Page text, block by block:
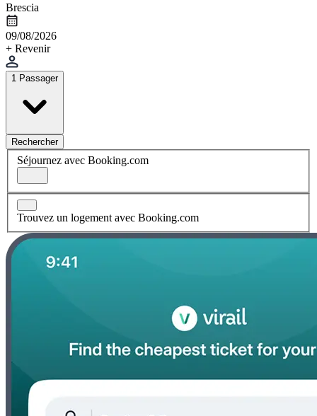
Brescia
09/08/2026
+ Revenir
1 Passager
Rechercher
Séjournez avec Booking.com
Trouvez un logement avec Booking.com